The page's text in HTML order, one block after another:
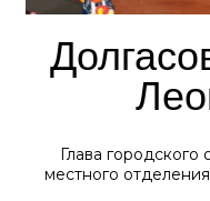
Глава
местного